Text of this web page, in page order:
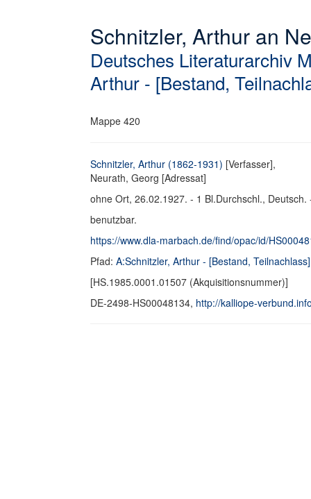
Schnitzler, Arthur an
Deutsches Literaturarchiv
Arthur - [Bestand,
Mappe 420
Schnitzler, Arthur (1862-1931) [Verfasser],
Neurath, Georg [Adressat]
ohne Ort, 26.02.1927. - 1 Bl.Durchschl., Deutsch.
benutzbar.
https://www.dla-marbach.de/find/opac/id/
Pfad: A:Schnitzler, Arthur - [Bestand, Teilnachlass]
[HS.1985.0001.01507 (Akquisitionsnummer)]
DE-2498-HS00048134, http://kalliope-